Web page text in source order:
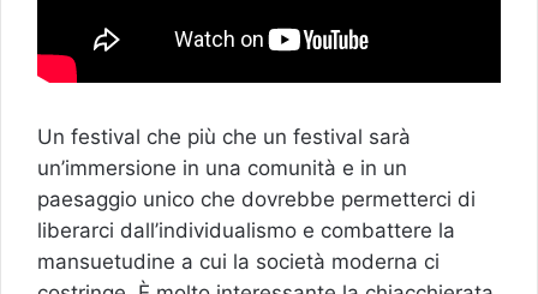
Un festival che più che un festival sarà
un’immersione in una comunità e in un
paesaggio unico che dovrebbe permetterci di
liberarci dall’individualismo e combattere la
mansuetudine a cui la società moderna ci